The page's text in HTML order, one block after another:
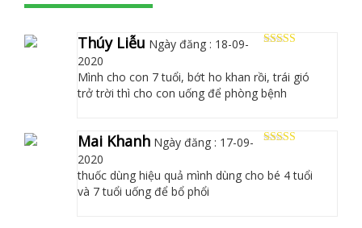
Thúy Liễu Ngày đăng : 18-09-
2020
Mình cho con 7 tuổi, bớt ho khan rồi, trái gió
trở trời thì cho con uống để phòng bệnh
Mai Khanh Ngày đăng : 17-09-
2020
thuốc dùng hiệu quả mình dùng cho bé 4 tuổi
và 7 tuổi uống để bổ phổi